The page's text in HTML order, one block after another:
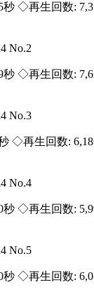
◇再生回数:
No.2
◇再生回数:
No.3
◇再生回数:
No.4
◇再生回数:
No.5
◇再生回数: